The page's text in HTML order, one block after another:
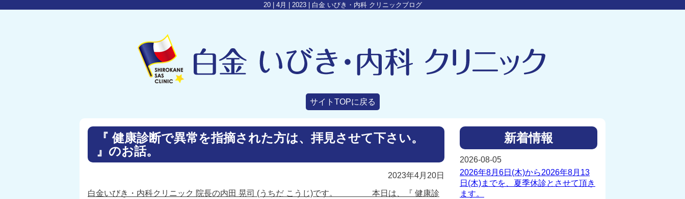
20 | 4月 | 2023 | 白金 いびき・内科 クリニックブログ
サイトTOPに戻る
『 健康診断で異常を指摘された方は、拝見させて下さい。
』のお話。
2023年4月20日
白金いびき・内科クリニック 院長の内田 晃司 (うちだ こうじ)です。 本日は、『 健康診
新着情報
2026年8月6日(木)から2026年8月13
日(木)までを、夏季休診とさせて頂き
ます。
2026-08-05